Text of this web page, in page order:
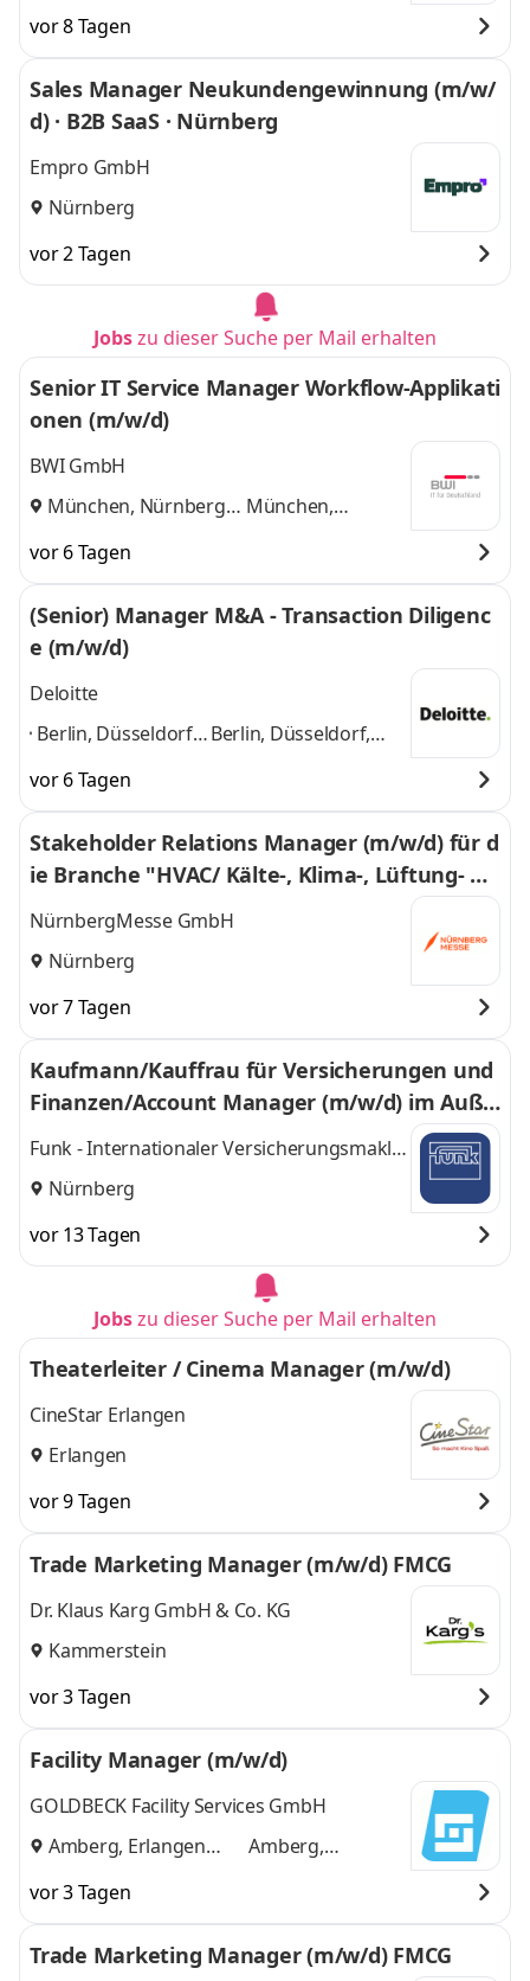
vor 8 Tagen
Sales Manager Neukundengewinnung (m/w/
d) · B2B SaaS · Nürnberg
Empro GmbH
Nürnberg
vor 2 Tagen
Jobszu dieser Suche per Mail erhalten
Senior IT Service Manager Workflow-Applikati
onen (m/w/d)
BWI GmbH
München, Nürnberg
München,
vor 6 Tagen
(Senior) Manager M&A - Transaction Diligenc
e (m/w/d)
Deloitte
Berlin, Düsseldorf,
Frankfurt (Main),
Hamburg,
Hannover,
München,
Stuttgart,
Berlin, Düsseldorf,
Hamburg, Hannover,
München, Nürnberg,
Stuttgartund 8
vor 6 Tagen
Stakeholder Relations Manager (m/w/d) für d
ie Branche "HVAC/ Kälte-, Klima-, Lüftung- &
Wärmepumpentechnik"
NürnbergMesse GmbH
Nürnberg
vor 7 Tagen
Kaufmann/Kauffrau für Versicherungen und
Finanzen/Account Manager (m/w/d) im Auße
ndienst
Funk - Internationaler Versicherungsmakler
und Risk Consultant
Nürnberg
vor 13 Tagen
Jobszu dieser Suche per Mail erhalten
Theaterleiter / Cinema Manager (m/w/d)
CineStar Erlangen
Erlangen
vor 9 Tagen
Trade Marketing Manager (m/w/d) FMCG
Dr. Klaus Karg GmbH & Co. KG
Kammerstein
vor 3 Tagen
Facility Manager (m/w/d)
GOLDBECK Facility Services GmbH
Amberg, Erlangen
Amberg,
vor 3 Tagen
Trade Marketing Manager (m/w/d) FMCG